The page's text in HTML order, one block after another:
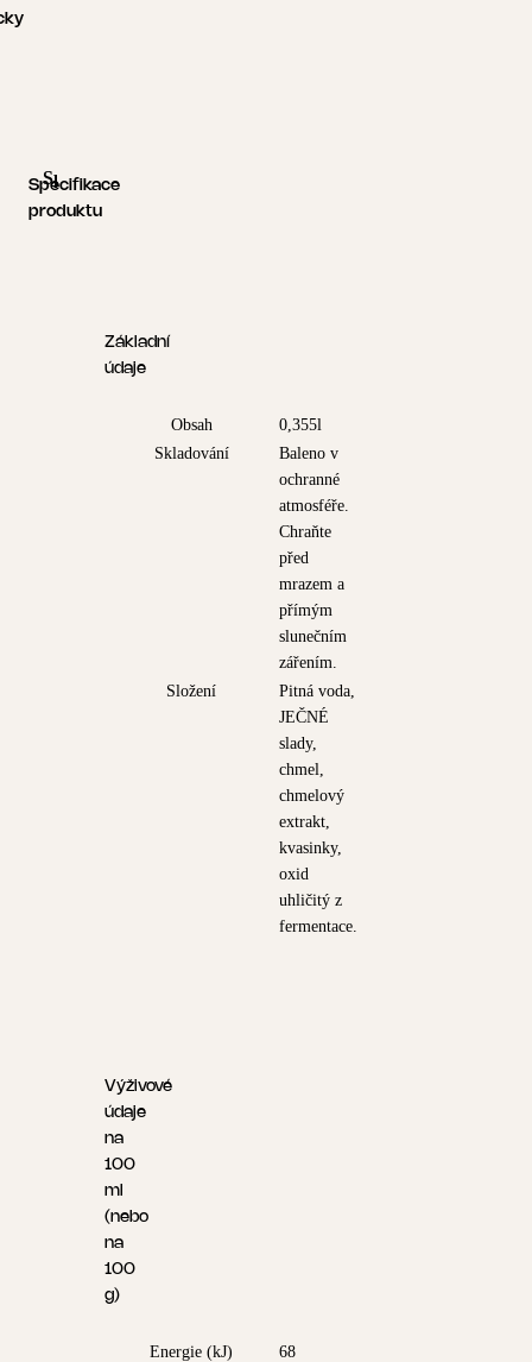
Specifikace produktu
Specifikace
produktu
Základní
údaje
Obsah
0,355l
Skladování
Baleno v
ochranné
atmosféře.
Chraňte
před
mrazem a
přímým
slunečním
zářením.
Složení
Pitná voda,
JEČNÉ
slady,
chmel,
chmelový
extrakt,
kvasinky,
oxid
uhličitý z
fermentace.
Výživové
údaje
na
100
ml
(nebo
na
100
g)
Energie (kJ)
68